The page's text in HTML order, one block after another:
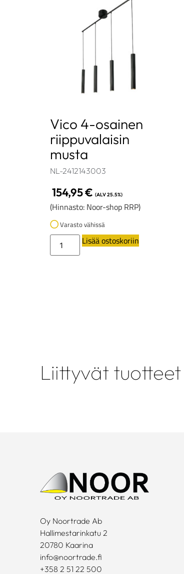
Vico 4-osainen
riippuvalaisin
musta
NL-2412143003
154,95€ (ALV 25.5%)
(Hinnasto: Noor-shop RRP)
Varasto vähissä
Lisää ostoskoriin
Liittyvät tuotteet
Oy Noortrade Ab
Hallimestarinkatu 2
20780 Kaarina
info@noortrade.fi
+358 2 51 22 500